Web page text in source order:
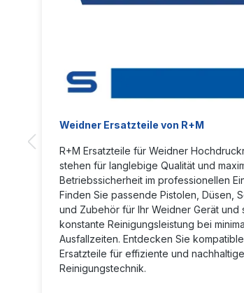
Weidner Ersatzteile von R+M
R+M Ersatzteile für Weidner
stehen für langlebige Qualität und
Betriebssicherheit im professionellen
Finden Sie passende Pistolen, Düsen,
und Zubehör für Ihr Weidner Gerät und
konstante Reinigungsleistung bei
Ausfallzeiten. Entdecken Sie
Ersatzteile für effiziente und nachhaltige
Reinigungstechnik.